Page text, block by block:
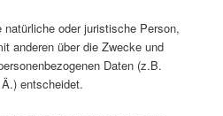
oder juristische Person,
anderen über die Zwecke und
Daten (z.B.
entscheidet.